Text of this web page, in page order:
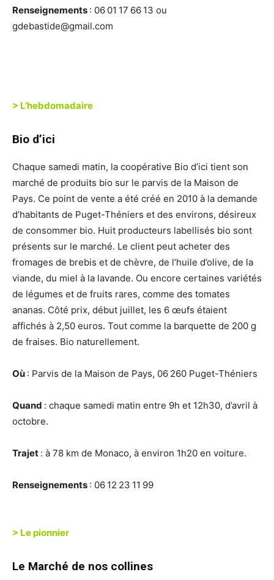
Renseignements : 06 01 17 66 13 ou
gdebastide@gmail.com
> L’hebdomadaire
Bio d’ici
Chaque samedi matin, la coopérative Bio d’ici tient son
marché de produits bio sur le parvis de la Maison de
Pays. Ce point de vente a été créé en 2010 à la demande
d’habitants de Puget-Théniers et des environs, désireux
de consommer bio. Huit producteurs labellisés bio sont
présents sur le marché. Le client peut acheter des
fromages de brebis et de chèvre, de l’huile d’olive, de la
viande, du miel à la lavande. Ou encore certaines variétés
de légumes et de fruits rares, comme des tomates
ananas. Côté prix, début juillet, les 6 œufs étaient
affichés à 2,50 euros. Tout comme la barquette de 200 g
de fraises. Bio naturellement.
Où : Parvis de la Maison de Pays, 06 260 Puget-Théniers
Quand : chaque samedi matin entre 9h et 12h30, d’avril à
octobre.
Trajet : à 78 km de Monaco, à environ 1h20 en voiture.
Renseignements : 06 12 23 11 99
> Le pionnier
Le Marché de nos collines